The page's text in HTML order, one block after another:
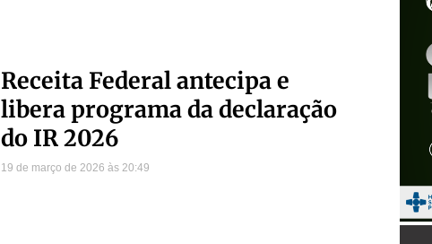
Receita Federal antecipa e
libera programa da declaração
do IR 2026
19 de março de 2026 20:49